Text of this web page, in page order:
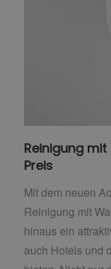
Reinigung
Preis
Mit dem neuen
Reinigung mit
hinaus ein
auch Hotels und